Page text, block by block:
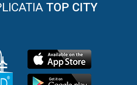
TOP CITY